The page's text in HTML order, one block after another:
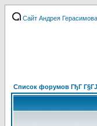
Сайт Андрея Герасимова
Список форумов ГђГ